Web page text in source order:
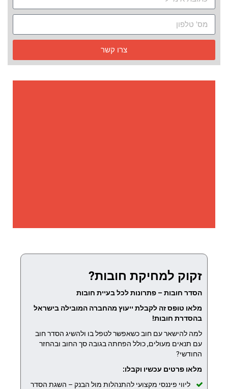
צרו קשר
זקוק למחיקת חובות?
הסדר חובות – פתרונות לכל בעיית חובות
מלאו טופס זה לקבלת ייעוץ מהחברה המובילה בישראל
בהסדרת חובות!
למה להישאר עם חוב כשאפשר לטפל בו ולהשיג הסדר חוב
עם תנאים מעולים, כולל הפחתה בגובה סך החוב ובהחזר
החודשי?
מלאו פרטים עכשיו וקבלו:
ליווי פיננסי מקצועי להתנהלות מול הבנק – השגת הסדר